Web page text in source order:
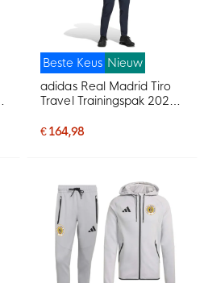
Beste Keus Nieuw
adidas Real Madrid Tiro
Travel Trainingspak 2026-
€ 164,98